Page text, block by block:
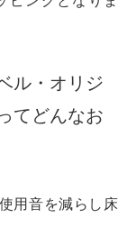
ル・オリジ
てどんなお
用音を減らし床